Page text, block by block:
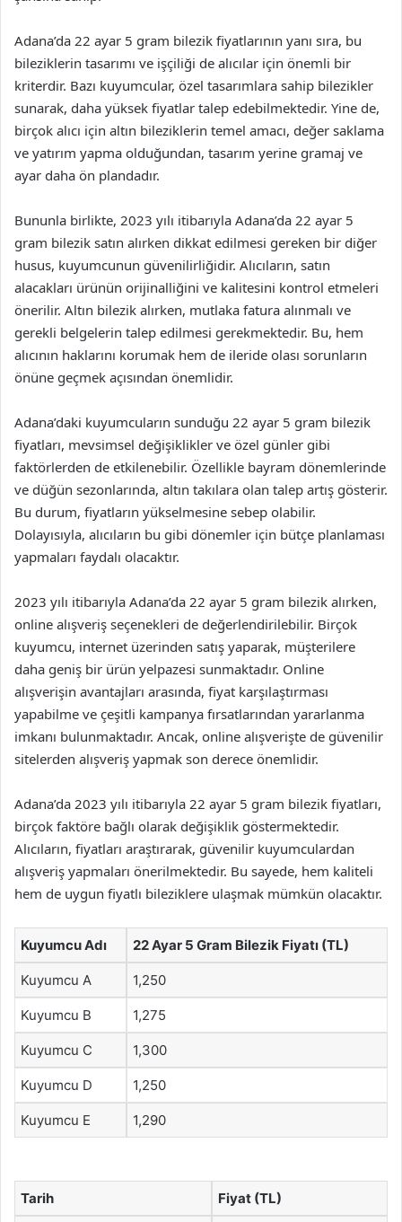
Adana’da 22 ayar 5 gram bilezik fiyatlarının yanı sıra, bu
bileziklerin tasarımı ve işçiliği de alıcılar için önemli bir
kriterdir. Bazı kuyumcular, özel tasarımlara sahip bilezikler
sunarak, daha yüksek fiyatlar talep edebilmektedir. Yine de,
birçok alıcı için altın bileziklerin temel amacı, değer saklama
ve yatırım yapma olduğundan, tasarım yerine gramaj ve
ayar daha ön plandadır.
Bununla birlikte, 2023 yılı itibarıyla Adana’da 22 ayar 5
gram bilezik satın alırken dikkat edilmesi gereken bir diğer
husus, kuyumcunun güvenilirliğidir. Alıcıların, satın
alacakları ürünün orijinalliğini ve kalitesini kontrol etmeleri
önerilir. Altın bilezik alırken, mutlaka fatura alınmalı ve
gerekli belgelerin talep edilmesi gerekmektedir. Bu, hem
alıcının haklarını korumak hem de ileride olası sorunların
önüne geçmek açısından önemlidir.
Adana’daki kuyumcuların sunduğu 22 ayar 5 gram bilezik
fiyatları, mevsimsel değişiklikler ve özel günler gibi
faktörlerden de etkilenebilir. Özellikle bayram dönemlerinde
ve düğün sezonlarında, altın takılara olan talep artış gösterir.
Bu durum, fiyatların yükselmesine sebep olabilir.
Dolayısıyla, alıcıların bu gibi dönemler için bütçe planlaması
yapmaları faydalı olacaktır.
2023 yılı itibarıyla Adana’da 22 ayar 5 gram bilezik alırken,
online alışveriş seçenekleri de değerlendirilebilir. Birçok
kuyumcu, internet üzerinden satış yaparak, müşterilere
daha geniş bir ürün yelpazesi sunmaktadır. Online
alışverişin avantajları arasında, fiyat karşılaştırması
yapabilme ve çeşitli kampanya fırsatlarından yararlanma
imkanı bulunmaktadır. Ancak, online alışverişte de güvenilir
sitelerden alışveriş yapmak son derece önemlidir.
Adana’da 2023 yılı itibarıyla 22 ayar 5 gram bilezik fiyatları,
birçok faktöre bağlı olarak değişiklik göstermektedir.
Alıcıların, fiyatları araştırarak, güvenilir kuyumculardan
alışveriş yapmaları önerilmektedir. Bu sayede, hem kaliteli
hem de uygun fiyatlı bileziklere ulaşmak mümkün olacaktır.
Kuyumcu Adı 22 Ayar 5 Gram Bilezik Fiyatı (TL)
Kuyumcu A 1,250
Kuyumcu B 1,275
Kuyumcu C 1,300
Kuyumcu D 1,250
Kuyumcu E 1,290
Tarih Fiyat (TL)